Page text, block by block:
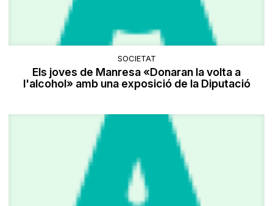
SOCIETAT
Els joves de Manresa «Donaran la volta a
l'alcohol» amb una exposició de la Diputació